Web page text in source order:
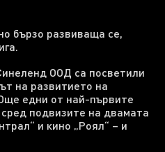
бързо развиваща се,
ООД са посветили
на развитието на
едни от най-първите
подвизите на двамата
и кино „Роял“ – и